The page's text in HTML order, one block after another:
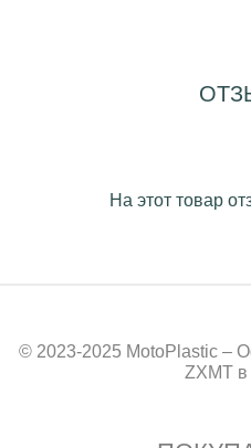
На этот товар
© 2023-2025 MotoPlastic –
ZXMT в